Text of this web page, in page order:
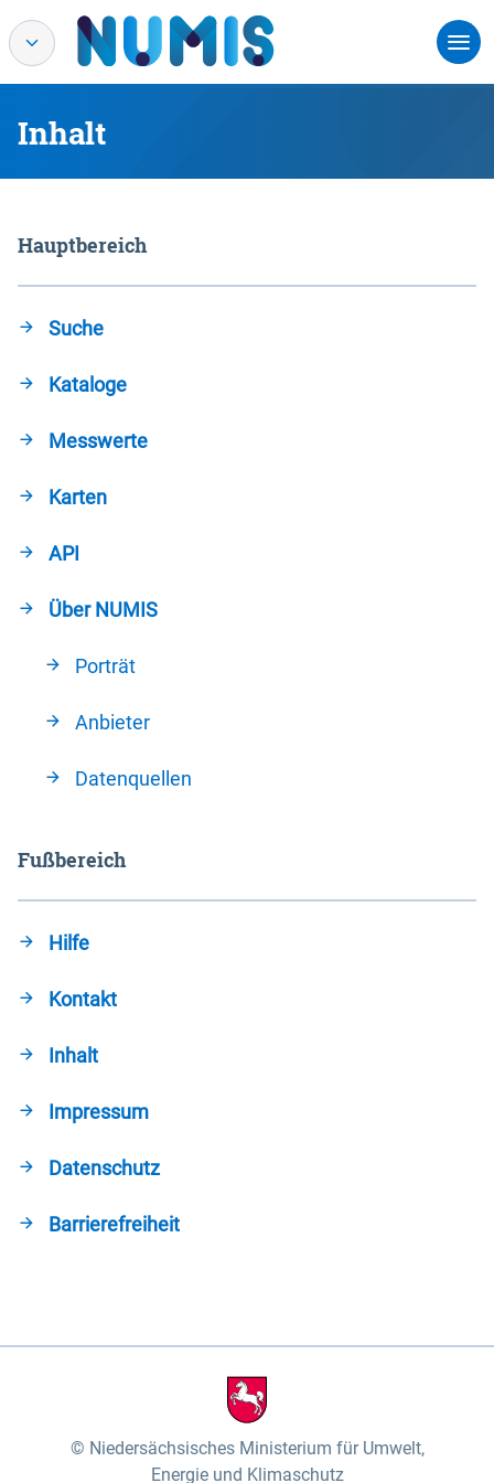
Inhalt
Hauptbereich
Suche
Kataloge
Messwerte
Karten
API
Über NUMIS
Porträt
Anbieter
Datenquellen
Fußbereich
Hilfe
Kontakt
Inhalt
Impressum
Datenschutz
Barrierefreiheit
Niedersächsisches Ministerium für Umwelt,
Energie und Klimaschutz